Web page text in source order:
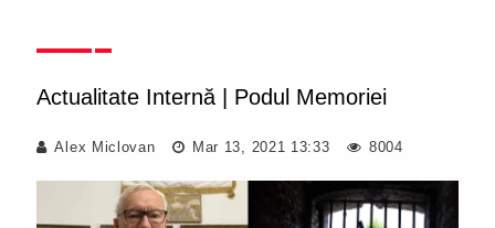
Actualitate Internă Podul Memoriei
Alex Miclovan Mar 13, 2021 13:33 8004